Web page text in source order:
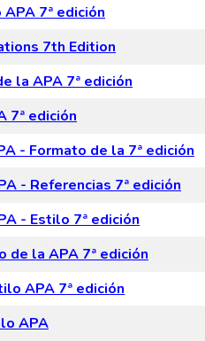
7ª edición
7th Edition
la APA 7ª edición
7ª edición
- Formato de la 7ª edición
- Referencias 7ª edición
- Estilo 7ª edición
de la APA 7ª edición
APA 7ª edición
APA